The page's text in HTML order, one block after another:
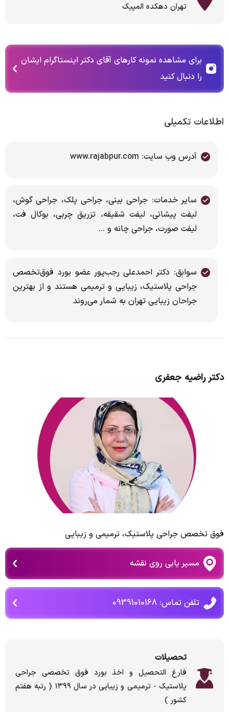
تهران دهکده المپیک
برای مشاهده نمونه کارهای آقای دکتر اینستاگرام ایشان
را دنبال کنید
اطلاعات تکمیلی
آدرس وب سایت: www.rajabpur.com
سایر خدمات: جراحی بینی، جراحی پلک، جراحی گوش،
لیفت پیشانی، لیفت شقیقه، تزریق چربی، بوکال فت،
لیفت صورت، جراحی چانه و ...
سوابق: دکتر احمدعلی رجب‌پور عضو بورد فوق‌تخصص
جراحی پلاستیک، زیبایی و ترمیمی هستند و از بهترین
جراحان زیبایی تهران به شمار می‌روند
دکتر راضیه جعفری
فوق تخصص جراحی پلاستیك، ترمیمی و زیبایی
مسیر یابی روی نقشه
تلفن تماس: 09391010168
تحصیلات
فارغ التحصیل و اخذ بورد فوق تخصصی جراحی
پلاستیک - ترمیمی و زیبایی در سال ۱۳۹۹ ( رتبه هفتم
کشور )